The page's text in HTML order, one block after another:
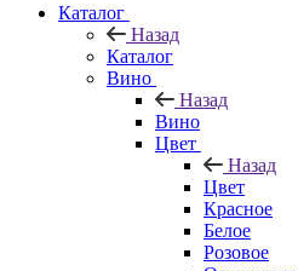
Каталог
Назад
Каталог
Вино
Назад
Вино
Цвет
Назад
Цвет
Красное
Белое
Розовое